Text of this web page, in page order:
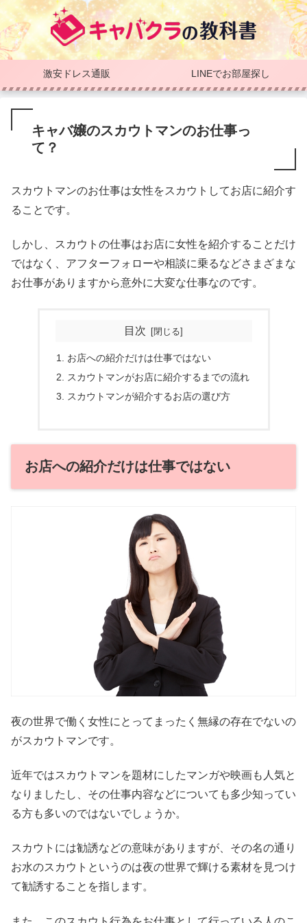
激安ドレス通販 LINEでお部屋探し
キャバ嬢のスカウトマンのお仕事っ
て？
スカウトマンのお仕事は女性をスカウトしてお店に紹介す
ることです。
しかし、スカウトの仕事はお店に女性を紹介することだけ
ではなく、アフターフォローや相談に乗るなどさまざまな
お仕事がありますから意外に大変な仕事なのです。
目次
お店への紹介だけは仕事ではない
スカウトマンがお店に紹介するまでの流れ
スカウトマンが紹介するお店の選び方
お店への紹介だけは仕事ではない
夜の世界で働く女性にとってまったく無縁の存在でないの
がスカウトマンです。
近年ではスカウトマンを題材にしたマンガや映画も人気と
なりましたし、その仕事内容などについても多少知ってい
る方も多いのではないでしょうか。
スカウトには勧誘などの意味がありますが、その名の通り
お水のスカウトというのは夜の世界で輝ける素材を見つけ
て勧誘することを指します。